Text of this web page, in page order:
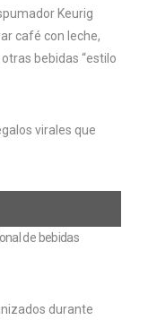
Keurig
café con leche,
bebidas “estilo
de bebidas
durante